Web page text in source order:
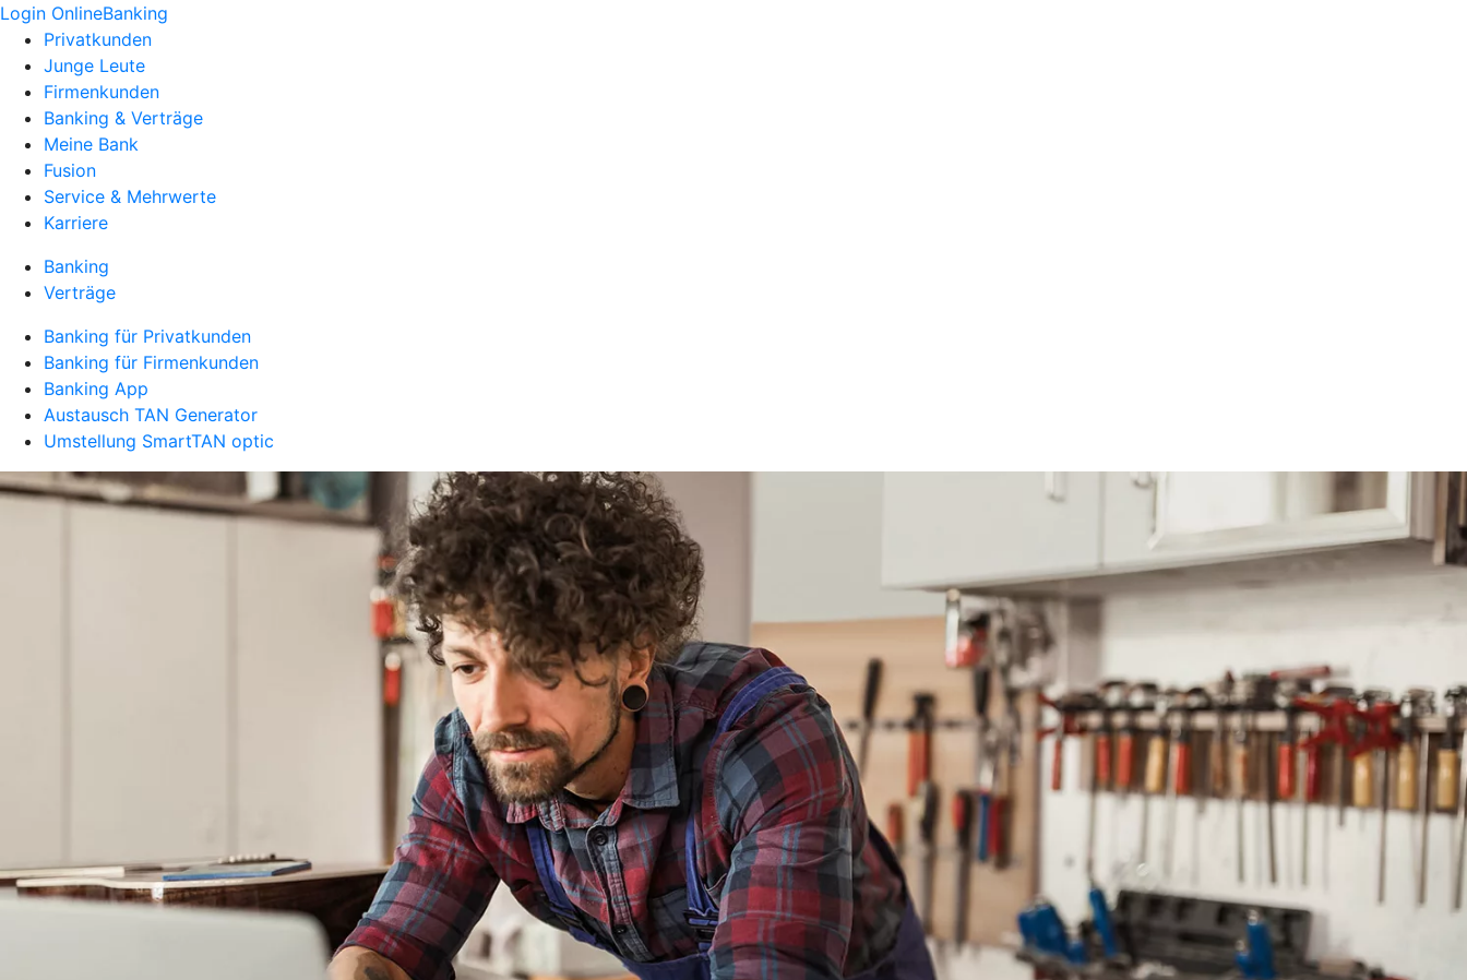
Login OnlineBanking
Privatkunden
Junge Leute
Firmenkunden
Banking & Verträge
Meine Bank
Fusion
Service & Mehrwerte
Karriere
Banking
Verträge
Banking für Privatkunden
Banking für Firmenkunden
Banking App
Austausch TAN Generator
Umstellung SmartTAN optic